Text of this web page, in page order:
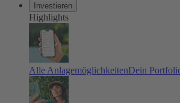
Investieren
Highlights
Alle AnlagemöglichkeitenDein